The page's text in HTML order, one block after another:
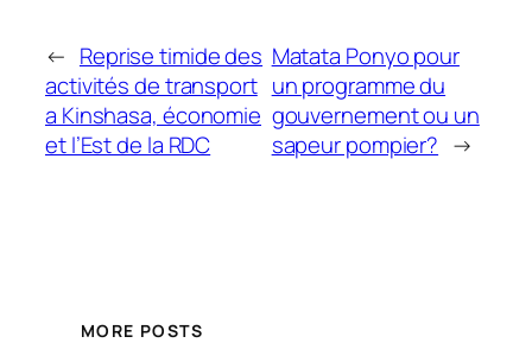
← Reprise timide des
activités de transport
a Kinshasa, économie
et l’Est de la RDC
Matata Ponyo pour
un programme du
gouvernement ou un
sapeur pompier? →
MORE POSTS